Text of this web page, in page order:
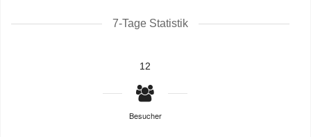
7-Tage Statistik
12
Besucher